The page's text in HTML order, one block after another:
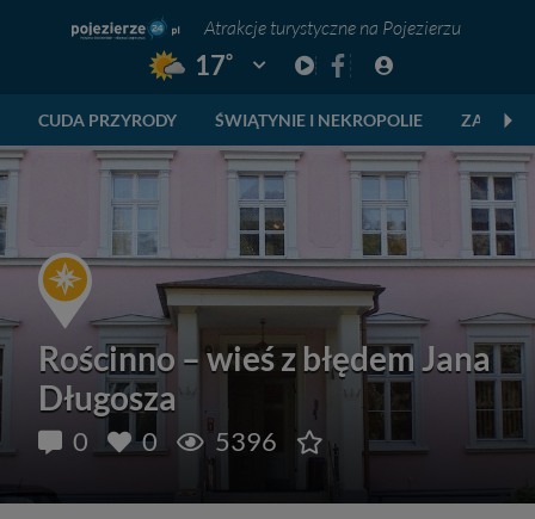
Atrakcje turystyczne na Pojezierzu
17° Pogoda: Gniezno
CUDA PRZYRODY ŚWIĄTYNIE I NEKROPOLIE ZABYTKI
Rościnno – wieś z błędem Jana
Długosza
0 0 5396